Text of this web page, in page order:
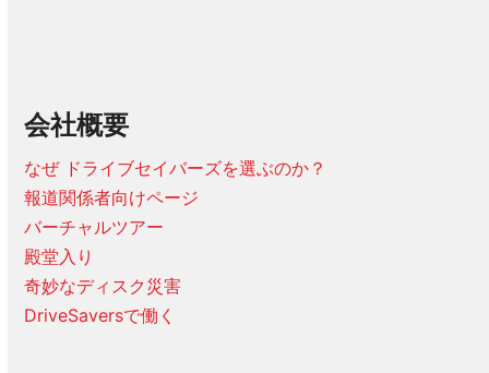
会社概要
なぜ ドライブセイバーズを選ぶのか？
報道関係者向けページ
バーチャルツアー
殿堂入り
奇妙なディスク災害
DriveSaversで働く